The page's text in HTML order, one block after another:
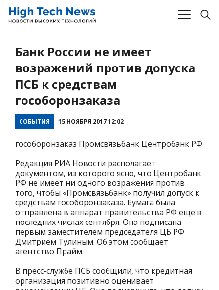
Банк России не имеет
возражений против допуска
ПСБ к средствам
гособоронзаказа
СОБЫТИЯ 15 НОЯБРЯ 2017 12:02
гособоронзаказ Промсвязьбанк Центробанк РФ
Редакция РИА Новости располагает
документом, из которого ясно, что Центробанк
РФ не имеет ни одного возражения против
того, чтобы «Промсвязьбанк» получил допуск к
средствам гособоронзаказа. Бумага была
отправлена в аппарат правительства РФ еще в
последних числах сентября. Она подписана
первым заместителем председателя ЦБ РФ
Дмитрием Тулиным. Об этом сообщает
агентство Прайм.
В пресс-службе ПСБ сообщили, что кредитная
организация позитивно оценивает